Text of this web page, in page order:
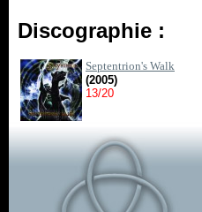
Discographie :
Septentrion's Walk
(2005)
13/20